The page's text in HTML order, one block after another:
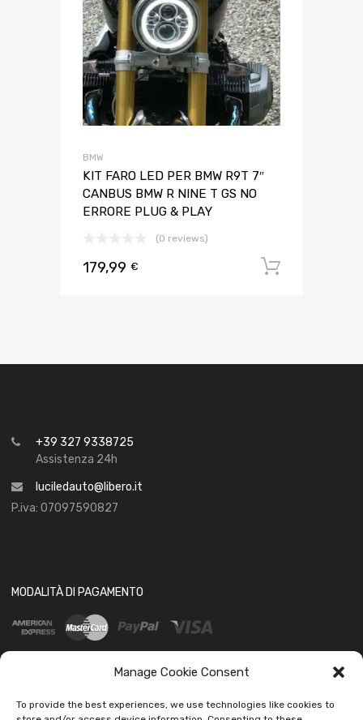
Manage Cookie Consent
To provide the best experiences, we use technologies like cookies to
BMW
KIT FARO LED PER BMW R9T 7″
CANBUS BMW R NINE T GS NO
ERRORE PLUG & PLAY
(0 reviews)
179,99 €
+39 327 9338725
Assistenza 24h
luciledauto@libero.it
P.iva: 07097590827
MODALITÀ DI PAGAMENTO